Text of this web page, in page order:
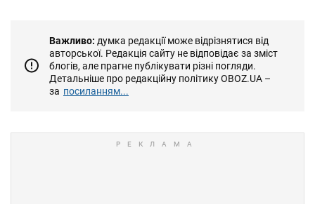
Важливо: думка редакції може відрізнятися від
авторської. Редакція сайту не відповідає за зміст
блогів, але прагне публікувати різні погляди.
Детальніше про редакційну політику OBOZ.UA –
за посиланням...